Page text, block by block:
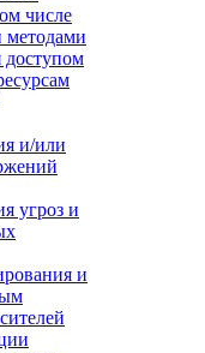
числе
методами
доступом
и/или
угроз и
и